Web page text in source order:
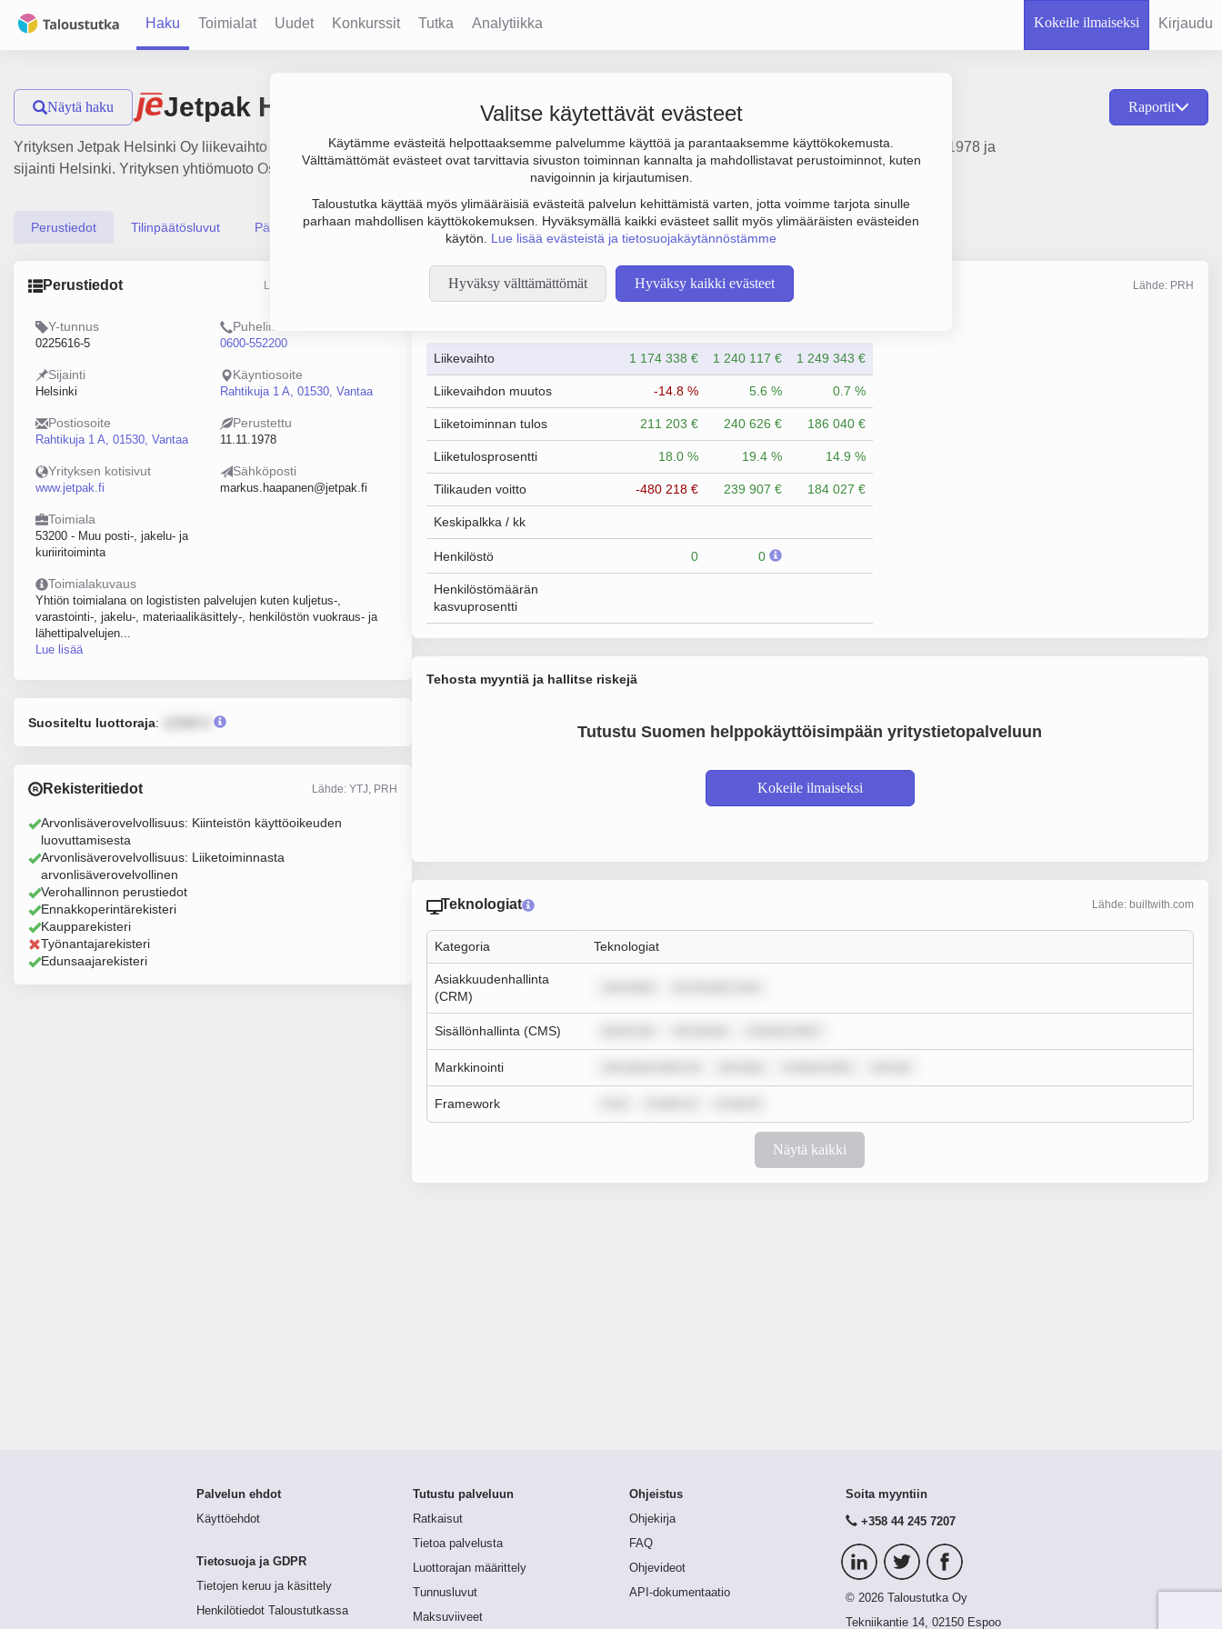
Haku Toimialat Uudet Konkurssit Tutka Analytiikka Kokeile ilmaiseksi Kirjaudu
Valitse käytettävät evästeet
Käytämme evästeitä helpottaaksemme palvelumme käyttöä ja parantaaksemme käyttökokemusta.
Välttämättömät evästeet ovat tarvittavia sivuston toiminnan kannalta ja mahdollistavat perustoiminnot, kuten
navigoinnin ja kirjautumisen.
Taloustutka käyttää myös ylimääräisiä evästeitä palvelun kehittämistä varten, jotta voimme tarjota sinulle
parhaan mahdollisen käyttökokemuksen. Hyväksymällä kaikki evästeet sallit myös ylimääräisten evästeiden
käytön. Lue lisää evästeistä ja tietosuojakäytännöstämme
Hyväksy välttämättömät Hyväksy kaikki evästeet
Näytä haku Jetpak Helsinki Oy Raportit
Yrityksen Jetpak Helsinki Oy liikevaihto on 1.2 milj. € ja tulos 186 000 €. Sen päätoimiala on Muu posti-, jakelu- ja kuriiritoiminta, perustamisvuosi 1978 ja
sijainti Helsinki. Yrityksen yhtiömuoto Osakeyhtiö (OY).
Perustiedot Tilinpäätösluvut Päättäjätiedot
Perustiedot Lähde: YTJ, PRH, Traficom
Y-tunnus
0225616-5
Puhelin
0600-552200
Sijainti
Helsinki
Käyntiosoite
Rahtikuja 1 A, 01530, Vantaa
Postiosoite
Rahtikuja 1 A, 01530, Vantaa
Perustettu
11.11.1978
Yrityksen kotisivut
www.jetpak.fi
Sähköposti
markus.haapanen@jetpak.fi
Toimiala
53200 - Muu posti-, jakelu- ja
kuriiritoiminta
Toimialakuvaus
Yhtiön toimialana on logististen palvelujen kuten kuljetus-,
varastointi-, jakelu-, materiaalikäsittely-, henkilöstön vuokraus- ja
lähettipalvelujen...
Lue lisää
Suositeltu luottoraja:
Rekisteritiedot Lähde: YTJ, PRH
Arvonlisäverovelvollisuus: Kiinteistön käyttöoikeuden
luovuttamisesta
Arvonlisäverovelvollisuus: Liiketoiminnasta
arvonlisäverovelvollinen
Verohallinnon perustiedot
Ennakkoperintärekisteri
Kaupparekisteri
Työnantajarekisteri
Edunsaajarekisteri
Taloustiedot Lähde: PRH
Liikevaihto 1 174 338 € 1 240 117 € 1 249 343 €
Liikevaihdon muutos -14.8 % 5.6 % 0.7 %
Liiketoiminnan tulos 211 203 € 240 626 € 186 040 €
Liiketulosprosentti 18.0 % 19.4 % 14.9 %
Tilikauden voitto -480 218 € 239 907 € 184 027 €
Keskipalkka / kk
Henkilöstö 0 0
Henkilöstömäärän
kasvuprosentti
Tehosta myyntiä ja hallitse riskejä
Tutustu Suomen helppokäyttöisimpään yritystietopalveluun
Kokeile ilmaiseksi
Teknologiat Lähde: builtwith.com
Kategoria Teknologiat
Asiakkuudenhallinta
(CRM)
Sisällönhallinta (CMS)
Markkinointi
Framework
Näytä kaikki
Palvelun ehdot
Käyttöehdot
Tietosuoja ja GDPR
Tietojen keruu ja käsittely
Henkilötiedot Taloustutkassa
Tutustu palveluun
Ratkaisut
Tietoa palvelusta
Luottorajan määrittely
Tunnusluvut
Maksuviiveet
Ohjeistus
Ohjekirja
FAQ
Ohjevideot
API-dokumentaatio
Soita myyntiin
+358 44 245 7207
© 2026 Taloustutka Oy
Tekniikantie 14, 02150 Espoo